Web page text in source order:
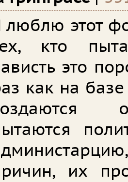
люблю этот
кто
это
как на
их